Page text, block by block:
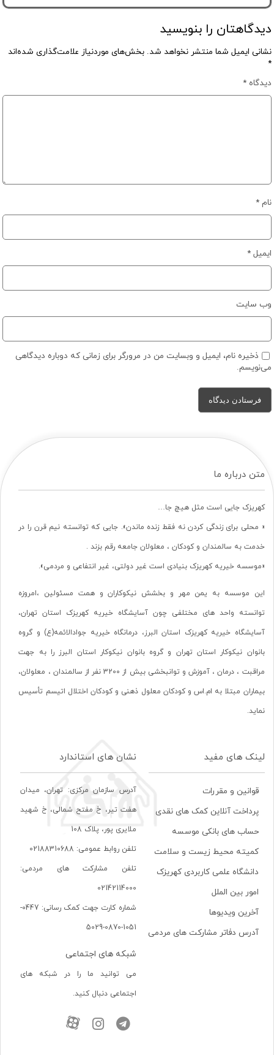
دیدگاهتان را بنویسید
نشانی ایمیل شما منتشر نخواهد شد. بخش‌های موردنیاز علامت‌گذاری شده‌اند
*
دیدگاه*
نام*
ایمیل*
وب‌ سایت
ذخیره نام، ایمیل و وبسایت من در مرورگر برای زمانی که دوباره دیدگاهی
می‌نویسم.
متن درباره ما
کهریزک جایی است مثل هیچ جا…
« محلی برای زندگی کردن نه فقط زنده ماندن». جایی که توانسته نیم قرن را در
خدمت به سالمندان و کودکان ، معلولان جامعه رقم بزند .
«موسسه خیریه کهریزک بنیادی است غیر دولتی، غیر انتفاعی و مردمی».
این موسسه به یمن مهر و بخشش نیکوکاران و همت مسئولین ،امروزه
توانسته واحد های مختلفی چون آسایشگاه خیریه کهریزک استان تهران،
آسایشگاه خیریه کهریزک استان البرز، درمانگاه خیریه جوادالائمه(ع) و گروه
بانوان نیکوکار استان تهران و گروه بانوان نیکوکار استان البرز را به جهت
مراقبت ، درمان ، آموزش و توانبخشی بیش از 3200 نفر از سالمندان ، معلولان،
بیماران مبتلا به ام.اس و کودکان معلول ذهنی و کودکان اختلال اتیسم تأسیس
نماید.
لینک های مفید
قوانین و مقررات
پرداخت آنلاین کمک های نقدی
حساب های بانکی موسسه
کمیته محیط زیست و سلامت
دانشگاه علمی کاربردی کهریزک
امور بین الملل
آخرین ویدیوها
آدرس دفاتر مشارکت های مردمی
نشان های استاندارد
آدرس سازمان مرکزی: تهران، ميدان
هفت تير، خ مفتح شمالی، خ شهيد
ملايری پور، پلاک 108
تلفن روابط عمومی: 02188310688
تلفن مشارکت های مردمی:
02142114000
شماره کارت جهت کمک رسانی: 0447-
1051-0870-5029
شبکه های اجتماعی
می توانید ما را در شبکه های
اجتماعی دنبال کنید.